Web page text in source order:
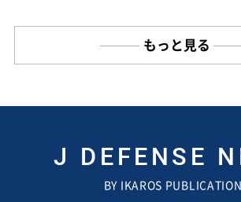
もっと見る
J DEFENSE
BY IKAROS